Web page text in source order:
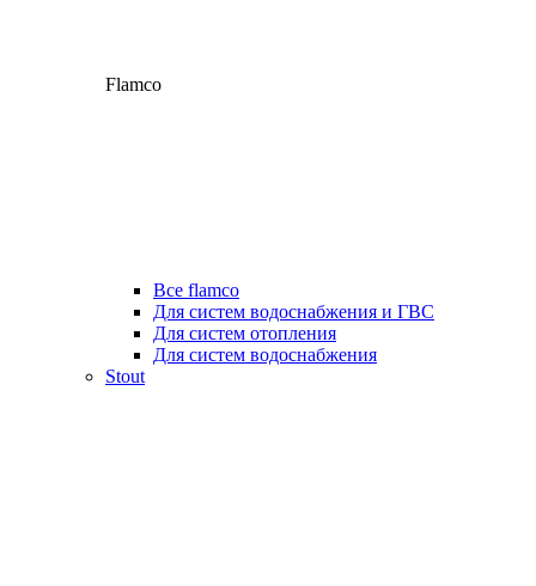
Flamco
Все flamco
Для систем водоснабжения и ГВС
Для систем отопления
Для систем водоснабжения
Stout